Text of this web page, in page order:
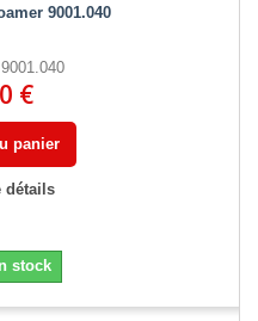
9001.040
€
panier
détails
stock